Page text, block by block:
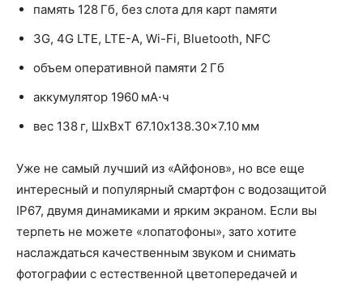
память 128 Гб, без слота для карт памяти
3G, 4G LTE, LTE-A, Wi-Fi, Bluetooth, NFC
объем оперативной памяти 2 Гб
аккумулятор 1960 мА⋅ч
вес 138 г, ШxВxТ 67.10x138.30x7.10 мм
Уже не самый лучший из «Айфонов», но все еще
интересный и популярный смартфон с водозащитой
IP67, двумя динамиками и ярким экраном. Если вы
терпеть не можете «лопатофоны», зато хотите
наслаждаться качественным звуком и снимать
фотографии с естественной цветопередачей и